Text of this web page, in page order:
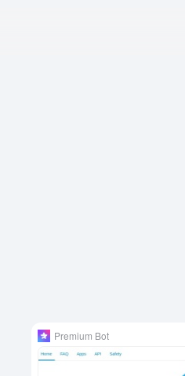
Premium Bot